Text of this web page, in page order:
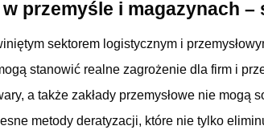
przemyśle i magazynach
sektorem logistycznym i
stanowić realne zagrożenie dla firm i
a także zakłady przemysłowe nie mogą
metody deratyzacji, które nie tylko